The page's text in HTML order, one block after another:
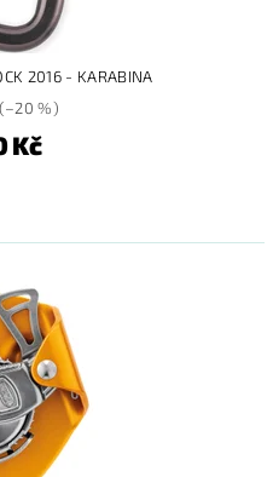
2016 - KARABINA
%)
Kč